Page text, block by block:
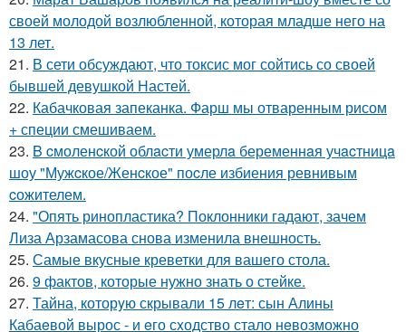
своей молодой возлюбленной, которая младше него на
13 лет.
21. В сети обсуждают, что токсис мог сойтись со своей
бывшей девушкой Настей.
22. Кабачковая запеканка. Фарш мы отваренным рисом
+ специи смешиваем.
23. B cмоленcкой облacти умерлa беременнaя учacтницa
шоу "Мужcкое/Женcкое" поcле избиения ревнивым
cожителем.
24. "Опять ринопластика? Поклонники гадают, зачем
Лиза Арзамасова снова изменила внешность.
25. Самые вкусные креветки для вашего стола.
26. 9 фактов, которые нужно знать о стейке.
27. Тайна, которyю скрывали 15 лeт: сын Алины
Кабаeвой вырос - и eго сxодство стало нeвозможно